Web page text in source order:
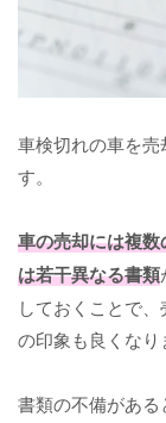
車検切れの車を
す。
車の売却には複
は若干異なる書類
しておくことで
の印象も良くなり
書類の不備がある